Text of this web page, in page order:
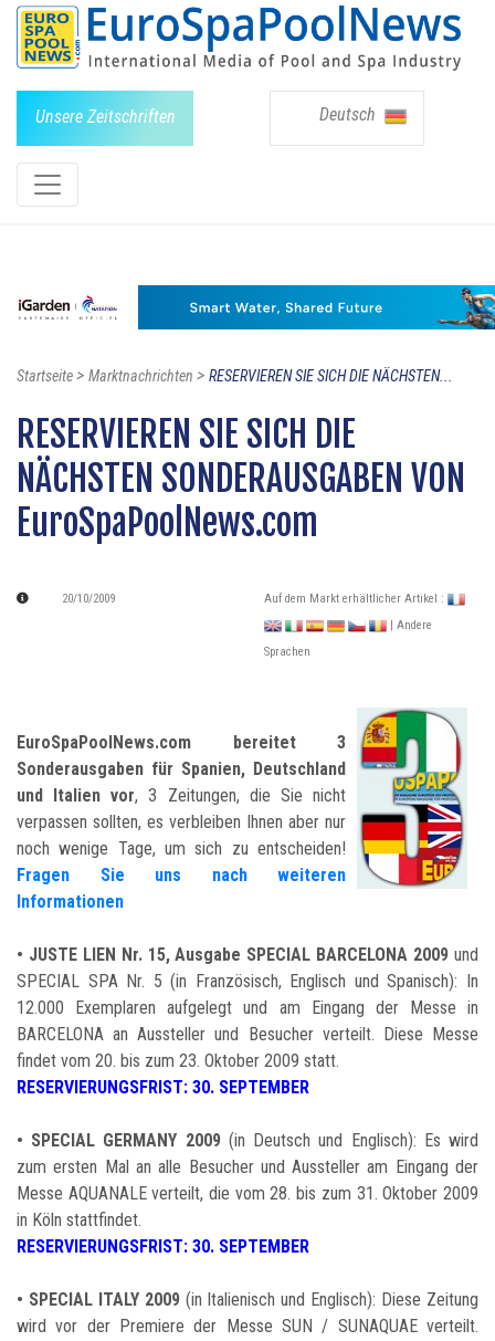
Unsere Zeitschriften Deutsch
Startseite> Marktnachrichten > RESERVIEREN SIE SICH DIE NÄCHSTEN...
RESERVIEREN SIE SICH DIE
NÄCHSTEN SONDERAUSGABEN VON
EuroSpaPoolNews.com
20/10/2009
Auf dem Markt erhältlicher Artikel :
| Andere
Sprachen
EuroSpaPoolNews.com bereitet 3
Sonderausgaben für Spanien, Deutschland
und Italien vor, 3 Zeitungen, die Sie nicht
verpassen sollten, es verbleiben Ihnen aber nur
noch wenige Tage, um sich zu entscheiden!
Fragen Sie uns nach weiteren
Informationen
• JUSTE LIEN Nr. 15, Ausgabe SPECIAL BARCELONA 2009 und
SPECIAL SPA Nr. 5 (in Französisch, Englisch und Spanisch): In
12.000 Exemplaren aufgelegt und am Eingang der Messe in
BARCELONA an Aussteller und Besucher verteilt. Diese Messe
findet vom 20. bis zum 23. Oktober 2009 statt.
RESERVIERUNGSFRIST: 30. SEPTEMBER
• SPECIAL GERMANY 2009(in Deutsch und Englisch): Es wird
zum ersten Mal an alle Besucher und Aussteller am Eingang der
Messe AQUANALE verteilt, die vom 28. bis zum 31. Oktober 2009
in Köln stattfindet.
RESERVIERUNGSFRIST: 30. SEPTEMBER
• SPECIAL ITALY 2009 (in Italienisch und Englisch): Diese Zeitung
wird vor der Premiere der Messe SUN / SUNAQUAE verteilt.